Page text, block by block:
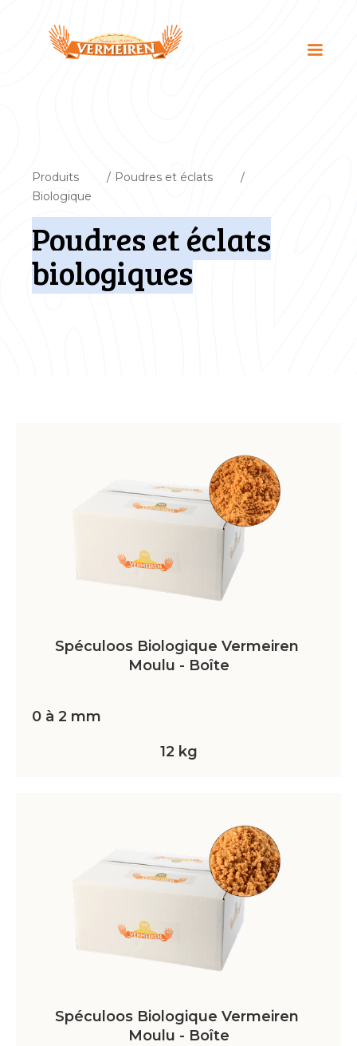
Produits / Poudres et éclats
/
Biologique
Poudres et éclats
biologiques
Spéculoos Biologique Vermeiren
Moulu - Boîte
0 à 2 mm
12 kg
Spéculoos Biologique Vermeiren
Moulu - Boîte